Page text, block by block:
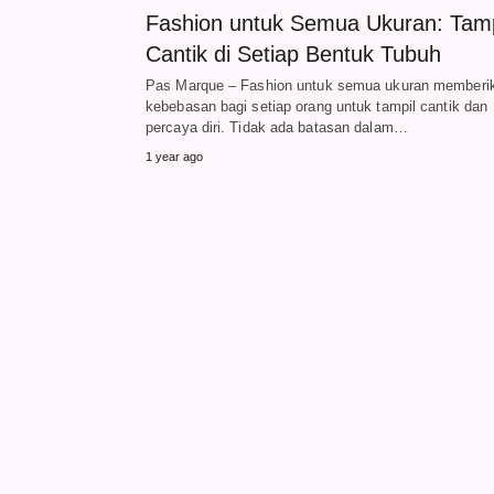
Fashion untuk Semua Ukuran:
Cantik di Setiap Bentuk Tubuh
Pas Marque – Fashion untuk semua ukuran
kebebasan bagi setiap orang untuk tampil cantik dan
percaya diri. Tidak ada batasan dalam…
1 year ago